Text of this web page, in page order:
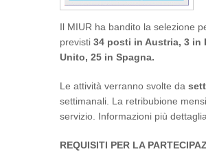
Il MIUR ha bandito la selezione
previsti 34 posti in Austria, 3 in
Unito, 25 in Spagna.
Le attività verranno svolte da
settimanali. La retribubione
servizio. Informazioni più
REQUISITI PER LA